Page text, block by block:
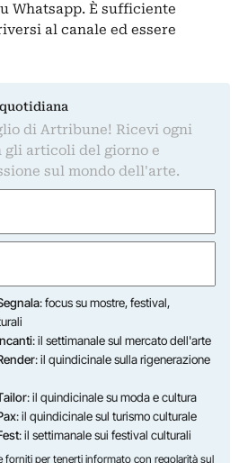
Whatsapp. È sufficiente
al canale ed essere
di Artribune! Ricevi ogni
gli articoli del giorno e
sul mondo dell'arte.
: focus su mostre, festival,
: il settimanale sul mercato dell'arte
: il quindicinale sulla rigenerazione
: il quindicinale su moda e cultura
: il quindicinale sul turismo culturale
: il settimanale sui festival culturali
forniti per tenerti informato con regolarità sul